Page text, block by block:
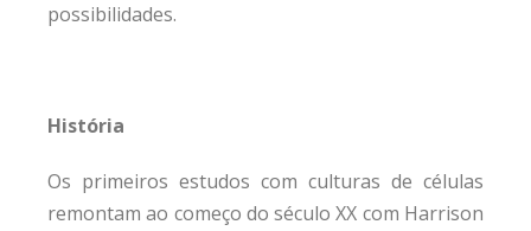
possibilidades.
História
Os primeiros estudos com culturas de células
remontam ao começo do século XX com Harrison